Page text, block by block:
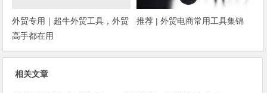
外贸专用｜超牛外贸工具，外贸
高手都在用
推荐 | 外贸电商常用工具集锦
相关文章